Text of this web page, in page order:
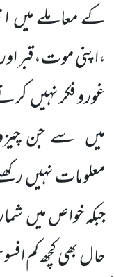
کے معاملے میں
،اپنی موت،قبر
غورو فکر نہیں
میں سے جن
معلومات نہیں
جبکہ خواص میں
حال بھی کچھ کم